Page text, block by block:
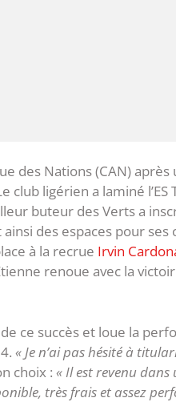
des Nations (CAN) après
club ligérien a laminé
buteur des Verts a
des espaces pour
à la recrue Irvin
renoue avec la
ce succès et loue la
« Je n’ai pas hésité à
choix : « Il est revenu
très frais et assez